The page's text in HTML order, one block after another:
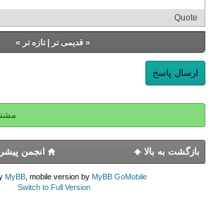
Quote
« قدیمی تر |تازه‌ تر »
ارسال پاسخ
بازگشت به بالا انجمن
MyBB, mobile version by MyBB GoMobile
Switch to Full Version